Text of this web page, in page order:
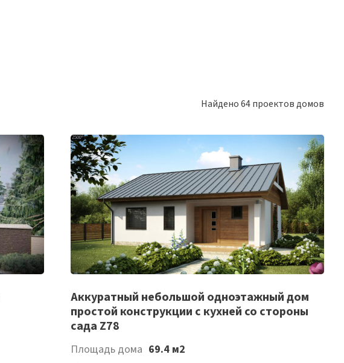
Найдено64проектов домов
Список
желаемого
Аккуратный небольшой одноэтажный дом
простой конструкции с кухней со стороны
сада Z78
Площадь дома 69.4 м2